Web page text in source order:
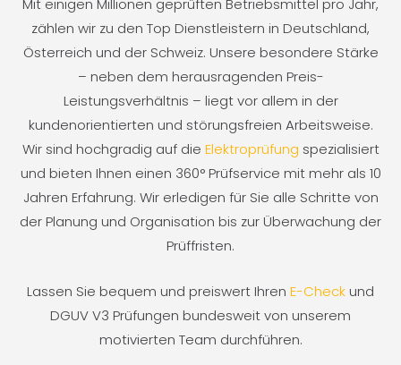
Mit einigen Millionen geprüften Betriebsmittel pro Jahr,
zählen wir zu den Top Dienstleistern in Deutschland,
Österreich und der Schweiz. Unsere besondere Stärke
– neben dem herausragenden Preis-
Leistungsverhältnis – liegt vor allem in der
kundenorientierten und störungsfreien Arbeitsweise.
Wir sind hochgradig auf die Elektroprüfung spezialisiert
und bieten Ihnen einen 360° Prüfservice mit mehr als 10
Jahren Erfahrung. Wir erledigen für Sie alle Schritte von
der Planung und Organisation bis zur Überwachung der
Prüffristen.
Lassen Sie bequem und preiswert Ihren E-Check und
DGUV V3 Prüfungen bundesweit von unserem
motivierten Team durchführen.